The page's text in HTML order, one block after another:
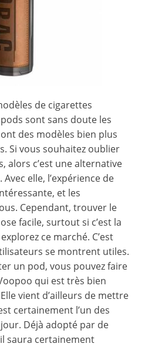
de cigarettes
sont sans doute les
des modèles bien plus
Si vous souhaitez oublier
alors c’est une alternative
elle, l’expérience de
et les
Cependant, trouver le
facile, surtout si c’est la
ce marché. C’est
se montrent utiles.
un pod, vous pouvez faire
qui est très bien
vient d’ailleurs de mettre
certainement l’un des
Déjà adopté par de
saura certainement